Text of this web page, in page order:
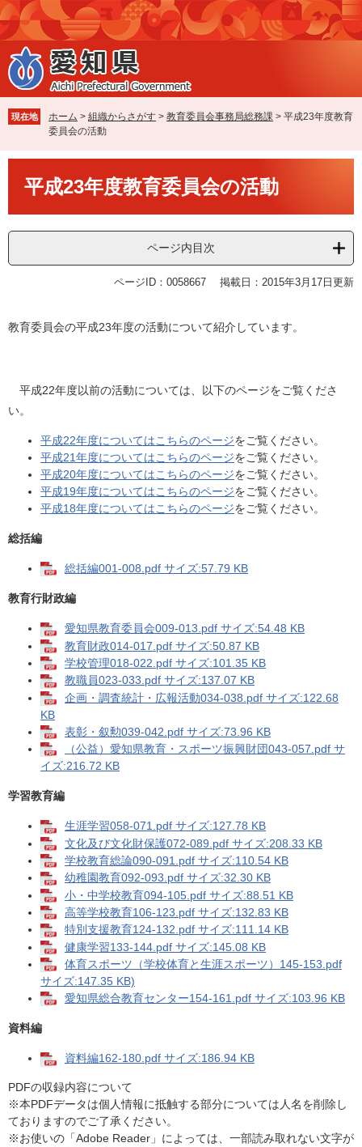
ペ
ー
ジ
の
先
で
す
メ
ニ
ュ
ー
を
ば
し
本
現在地 ホーム > 組織からさがす > 教育委員会事務局総務課 > 平成23年度教育
委員会の活動
平成23年度教育委員会の活動
ページ内目次
ページID：0058667 掲載日：2015年3月17日更新
教育委員会の平成23年度の活動について紹介しています。
平成22年度以前の活動については、以下のページをご覧くださ
い。
平成22年度についてはこちらのページをご覧ください。
平成21年度についてはこちらのページをご覧ください。
平成20年度についてはこちらのページをご覧ください。
平成19年度についてはこちらのページをご覧ください。
平成18年度についてはこちらのページをご覧ください。
総括編
総括編001-008.pdf サイズ:57.79 KB
教育行財政編
愛知県教育委員会009-013.pdf サイズ:54.48 KB
教育財政014-017.pdf サイズ:50.87 KB
学校管理018-022.pdf サイズ:101.35 KB
教職員023-033.pdf サイズ:137.07 KB
企画・調査統計・広報活動034-038.pdf サイズ:122.68
KB
表彰・叙勲039-042.pdf サイズ:73.96 KB
（公益）愛知県教育・スポーツ振興財団043-057.pdf サ
イズ:216.72 KB
学習教育編
生涯学習058-071.pdf サイズ:127.78 KB
文化及び文化財保護072-089.pdf サイズ:208.33 KB
学校教育総論090-091.pdf サイズ:110.54 KB
幼稚園教育092-093.pdf サイズ:32.30 KB
小・中学校教育094-105.pdf サイズ:88.51 KB
高等学校教育106-123.pdf サイズ:132.83 KB
特別支援教育124-132.pdf サイズ:111.14 KB
健康学習133-144.pdf サイズ:145.08 KB
体育スポーツ（学校体育と生涯スポーツ）145-153.pdf
サイズ:147.35 KB)
愛知県総合教育センター154-161.pdf サイズ:103.96 KB
資料編
資料編162-180.pdf サイズ:186.94 KB
PDFの収録内容について
※本PDFデータは個人情報に抵触する部分については人名を削除し
ておりますのでご了承ください。
※お使いの「Adobe Reader」によっては、一部読み取れない文字が